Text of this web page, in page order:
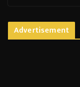
Advertisement